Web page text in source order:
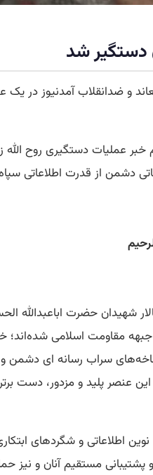
دستگیر شد
و ضدانقلاب آمدنیوز در
خبر عملیات دستگیری روح
دشمن از قدرت اطلاعاتی
شهیدان حضرت
مقاومت اسلامی شده‌اند؛
سراب رسانه ای
این عنصر پلید و مزدور، دست
اطلاعاتی و شگردهای
مستقیم آنان و نیز